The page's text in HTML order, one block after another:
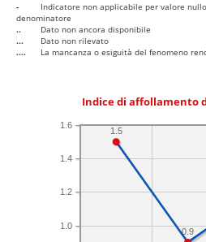
-
Indicatore non applicabile per valore
denominatore
..
Dato non ancora disponibile
...
Dato non rilevato
....
La mancanza o esiguità del fenomeno
Indice di affollamento
1.0
1.2
1.4
1.6
0.9
1.5